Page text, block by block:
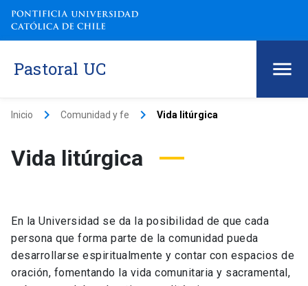
Pastoral UC
Inicio keyboard_arrow_right Comunidad y fe keyboard_arrow_right Vida litúrgica
Vida litúrgica
En la Universidad se da la posibilidad de que cada
persona que forma parte de la comunidad pueda
desarrollarse espiritualmente y contar con espacios de
oración, fomentando la vida comunitaria y sacramental,